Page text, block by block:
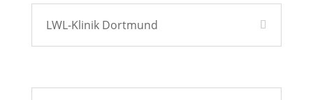
LWL-Klinik Dortmund